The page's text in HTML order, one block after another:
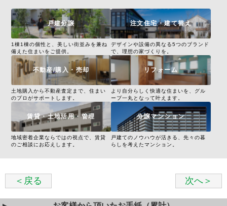
戸建分譲
1棟1棟の個性と、美しい街並みを兼ね
備えた住まいをご提供。
注文住宅・建て替え
デザインや設備の異なる5つのブランド
で、理想の家づくりを。
不動産/購入・売却
土地購入から不動産査定まで、住まい
のプロがサポートします。
リフォーム
より自分らしく快適な住まいを、グル
ープ一丸となって叶えます。
賃貸・土地活用・管理
地域密着企業ならではの視点で、賃貸
のご相談にお応えします。
分譲マンション
戸建てのノウハウが活きる、先々の暮
らしを考えたマンション。
＜戻る 次へ＞